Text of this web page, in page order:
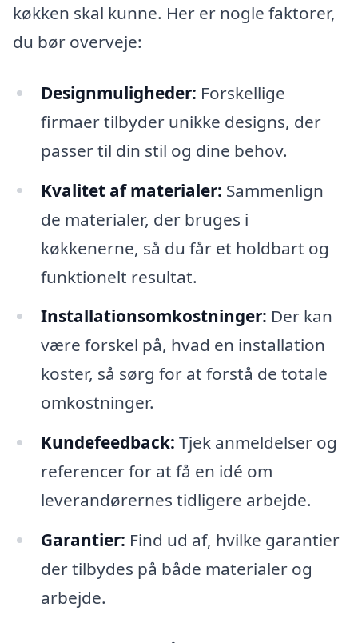
køkken skal kunne. Her er nogle faktorer,
du bør overveje:
Designmuligheder: Forskellige
firmaer tilbyder unikke designs, der
passer til din stil og dine behov.
Kvalitet af materialer: Sammenlign
de materialer, der bruges i
køkkenerne, så du får et holdbart og
funktionelt resultat.
Installationsomkostninger: Der kan
være forskel på, hvad en installation
koster, så sørg for at forstå de totale
omkostninger.
Kundefeedback: Tjek anmeldelser og
referencer for at få en idé om
leverandørernes tidligere arbejde.
Garantier: Find ud af, hvilke garantier
der tilbydes på både materialer og
arbejde.